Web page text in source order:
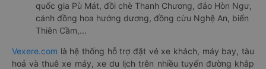
quốc gia Pù Mát, đồi chè Thanh Chương, đảo Hòn Ngư,
cánh đồng hoa hướng dương, đồng cừu Nghệ An, biển
Thiên Cầm,...
Vexere.com là hệ thống hỗ trợ đặt vé xe khách, máy bay, tàu
hoả và thuê xe máy, xe du lịch trên nhiều tuyến đường khắp